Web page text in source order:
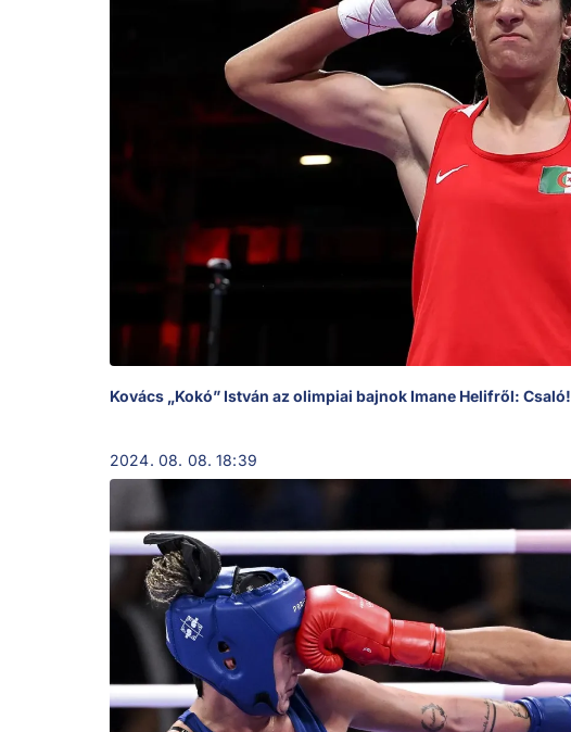
Kovács „Kokó” István az olimpiai bajnok Imane Helifről: Csaló!
2024. 08. 08. 18:39